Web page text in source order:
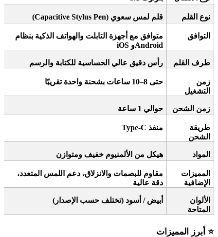
نوع القلم قلم لمس سعوي (Capacitive Stylus Pen)
التوافق
متوافق مع أجهزة التابلت والهواتف الذكية بنظام
iOS وAndroid
طرف القلم رأس دقيق عالي الحساسية للكتابة والرسم
زمن
التشغيل
حتى 8–10 ساعات بشحنة واحدة تقريبًا
زمن الشحن حوالي 1 ساعة
طريقة
الشحن
منفذ
المواد هيكل من الألمنيوم خفيف ومتوازن
المميزات
الإضافية
مقاوم للبصمات والانزلاق، دعم اللمس المتعدد،
دقة عالية
الألوان
المتاحة
أبيض / أسود (تختلف حسب الإصدار)
⭐ أبرز المميزات